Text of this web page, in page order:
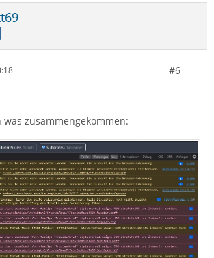
#6
zusammengekommen: